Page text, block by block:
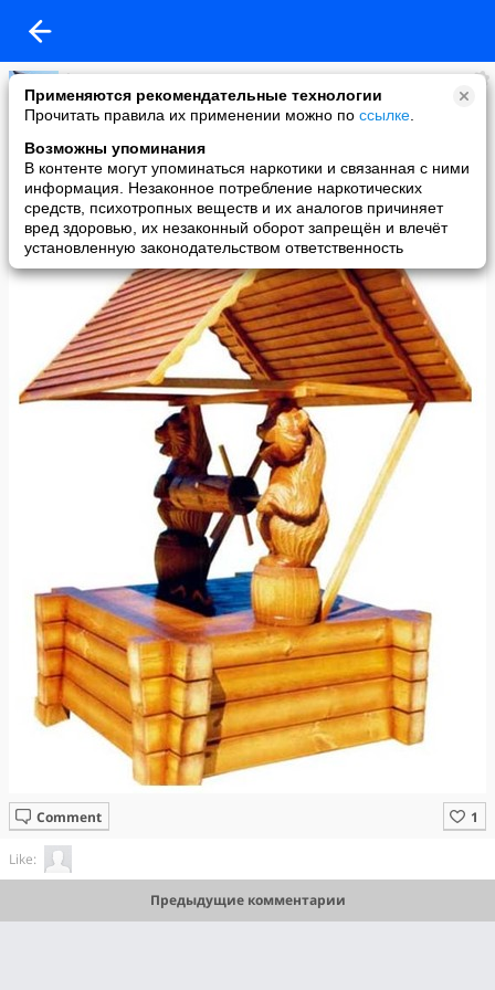
Применяются рекомендательные технологии
Прочитать правила их применении можно по ссылке
Возможны упоминания
В контенте могут упоминаться наркотики и связанная с ними
информация. Незаконное потребление наркотических
средств, психотропных веществ и их аналогов причиняет
вред здоровью, их незаконный оборот запрещён и влечёт
установленную законодательством ответственность
l p s p
added a photo
11 Sep в 14:16
Comment
Like:
Предыдущие комментарии